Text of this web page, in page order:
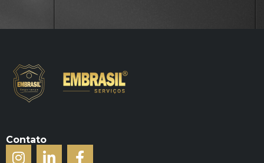
Contato